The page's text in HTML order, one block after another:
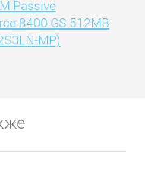
Passive
8400 GS 512MB
MP)